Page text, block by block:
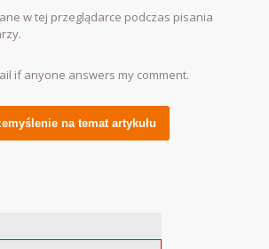
w tej przeglądarce podczas pisania
if anyone answers my comment.